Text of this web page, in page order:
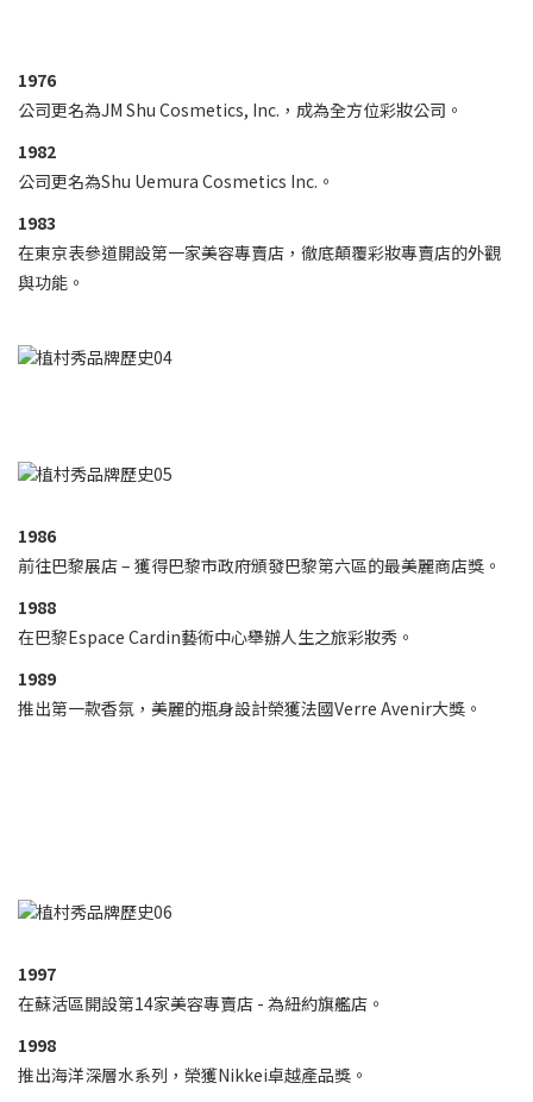
1976
公司更名為JM Shu Cosmetics, Inc.，成為全方位彩妝公司。
1982
公司更名為Shu Uemura Cosmetics Inc.。
1983
在東京表參道開設第一家美容專賣店，徹底顛覆彩妝專賣店的外觀
與功能。
1986
前往巴黎展店 – 獲得巴黎市政府頒發巴黎第六區的最美麗商店獎。
1988
在巴黎Espace Cardin藝術中心舉辦人生之旅彩妝秀。
1989
推出第一款香氛，美麗的瓶身設計榮獲法國Verre Avenir大獎。
1997
在蘇活區開設第14家美容專賣店 - 為紐約旗艦店。
1998
推出海洋深層水系列，榮獲Nikkei卓越產品獎。